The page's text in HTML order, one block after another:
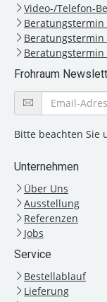
Video-/Telefon-
Beratungstermin
Frohraum
Bitte beachten Sie
Unternehmen
Über Uns
Ausstellung
Referenzen
Jobs
Service
Bestellablauf
Lieferung